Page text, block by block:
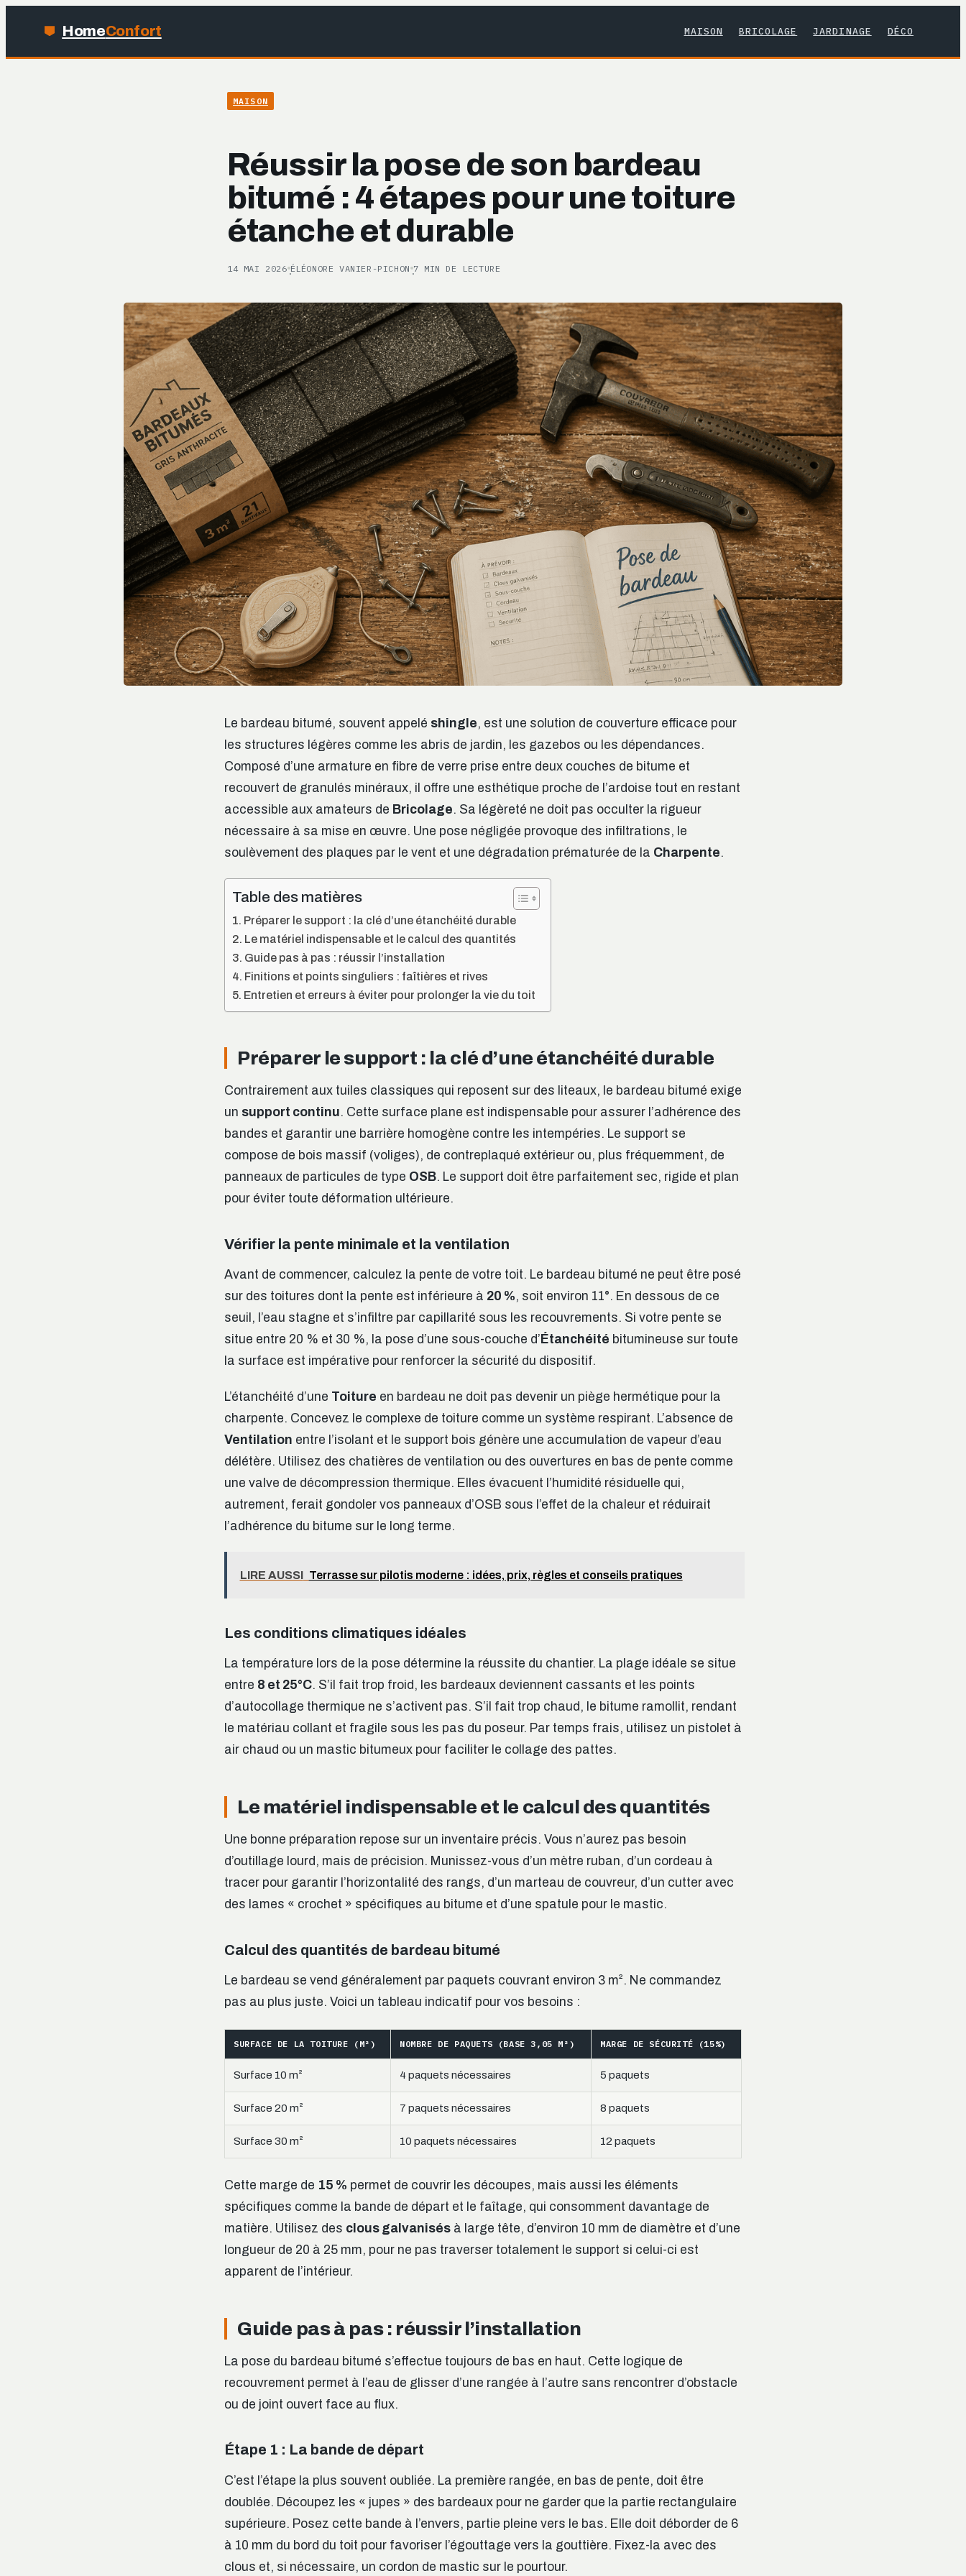
HomeConfort MAISON BRICOLAGE JARDINAGE DÉCO
MAISON
Réussir la pose de son bardeau
bitumé : 4 étapes pour une toiture
étanche et durable
14 MAI 2026 ·ÉLÉONORE VANIER-PICHON ·7 MIN DE LECTURE
Le bardeau bitumé, souvent appelé shingle, est une solution de couverture efficace pour
les structures légères comme les abris de jardin, les gazebos ou les dépendances.
Composé d’une armature en fibre de verre prise entre deux couches de bitume et
recouvert de granulés minéraux, il offre une esthétique proche de l’ardoise tout en restant
accessible aux amateurs de Bricolage. Sa légèreté ne doit pas occulter la rigueur
nécessaire à sa mise en œuvre. Une pose négligée provoque des infiltrations, le
soulèvement des plaques par le vent et une dégradation prématurée de la Charpente.
Table des matières
Préparer le support : la clé d’une étanchéité durable
Le matériel indispensable et le calcul des quantités
Guide pas à pas : réussir l’installation
Finitions et points singuliers : faîtières et rives
Entretien et erreurs à éviter pour prolonger la vie du toit
Préparer le support : la clé d’une étanchéité durable
Contrairement aux tuiles classiques qui reposent sur des liteaux, le bardeau bitumé exige
un support continu. Cette surface plane est indispensable pour assurer l’adhérence des
bandes et garantir une barrière homogène contre les intempéries. Le support se
compose de bois massif (voliges), de contreplaqué extérieur ou, plus fréquemment, de
panneaux de particules de type OSB. Le support doit être parfaitement sec, rigide et plan
pour éviter toute déformation ultérieure.
Vérifier la pente minimale et la ventilation
Avant de commencer, calculez la pente de votre toit. Le bardeau bitumé ne peut être posé
sur des toitures dont la pente est inférieure à 20 %, soit environ 11°. En dessous de ce
seuil, l’eau stagne et s’infiltre par capillarité sous les recouvrements. Si votre pente se
situe entre 20 % et 30 %, la pose d’une sous-couche d’ Étanchéité bitumineuse sur toute
la surface est impérative pour renforcer la sécurité du dispositif.
L’étanchéité d’une Toiture en bardeau ne doit pas devenir un piège hermétique pour la
charpente. Concevez le complexe de toiture comme un système respirant. L’absence de
Ventilation entre l’isolant et le support bois génère une accumulation de vapeur d’eau
délétère. Utilisez des chatières de ventilation ou des ouvertures en bas de pente comme
une valve de décompression thermique. Elles évacuent l’humidité résiduelle qui,
autrement, ferait gondoler vos panneaux d’OSB sous l’effet de la chaleur et réduirait
l’adhérence du bitume sur le long terme.
LIRE AUSSI Terrasse sur pilotis moderne : idées, prix, règles et conseils pratiques
Les conditions climatiques idéales
La température lors de la pose détermine la réussite du chantier. La plage idéale se situe
entre 8 et 25°C. S’il fait trop froid, les bardeaux deviennent cassants et les points
d’autocollage thermique ne s’activent pas. S’il fait trop chaud, le bitume ramollit, rendant
le matériau collant et fragile sous les pas du poseur. Par temps frais, utilisez un pistolet à
air chaud ou un mastic bitumeux pour faciliter le collage des pattes.
Le matériel indispensable et le calcul des quantités
Une bonne préparation repose sur un inventaire précis. Vous n’aurez pas besoin
d’outillage lourd, mais de précision. Munissez-vous d’un mètre ruban, d’un cordeau à
tracer pour garantir l’horizontalité des rangs, d’un marteau de couvreur, d’un cutter avec
des lames « crochet » spécifiques au bitume et d’une spatule pour le mastic.
Calcul des quantités de bardeau bitumé
Le bardeau se vend généralement par paquets couvrant environ 3 m². Ne commandez
pas au plus juste. Voici un tableau indicatif pour vos besoins :
SURFACE DE LA TOITURE (M²) NOMBRE DE PAQUETS (BASE 3,05 M²) MARGE DE SÉCURITÉ (15%)
Surface 10 m² 4 paquets nécessaires 5 paquets
Surface 20 m² 7 paquets nécessaires 8 paquets
Surface 30 m² 10 paquets nécessaires 12 paquets
Cette marge de 15 % permet de couvrir les découpes, mais aussi les éléments
spécifiques comme la bande de départ et le faîtage, qui consomment davantage de
matière. Utilisez des clous galvanisés à large tête, d’environ 10 mm de diamètre et d’une
longueur de 20 à 25 mm, pour ne pas traverser totalement le support si celui-ci est
apparent de l’intérieur.
Guide pas à pas : réussir l’installation
La pose du bardeau bitumé s’effectue toujours de bas en haut. Cette logique de
recouvrement permet à l’eau de glisser d’une rangée à l’autre sans rencontrer d’obstacle
ou de joint ouvert face au flux.
Étape 1 : La bande de départ
C’est l’étape la plus souvent oubliée. La première rangée, en bas de pente, doit être
doublée. Découpez les « jupes » des bardeaux pour ne garder que la partie rectangulaire
supérieure. Posez cette bande à l’envers, partie pleine vers le bas. Elle doit déborder de 6
à 10 mm du bord du toit pour favoriser l’égouttage vers la gouttière. Fixez-la avec des
clous et, si nécessaire, un cordon de mastic sur le pourtour.